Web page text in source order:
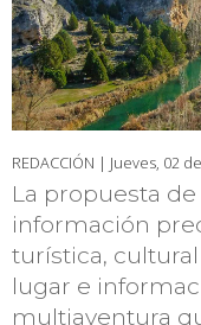
REDACCIÓN | Jueves, 02
La propuesta
información
turística,
lugar e
multiaventura